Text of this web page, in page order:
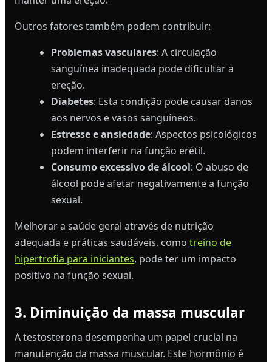
Outros fatores também podem contribuir:
Problemas vasculares: A circulação
sanguínea inadequada pode dificultar a
ereção.
Diabetes: Esta condição pode causar danos
aos nervos e vasos sanguíneos.
Estresse e ansiedade: Aspectos psicológicos
podem interferir na função erétil.
Consumo excessivo de álcool: O abuso de
álcool pode afetar negativamente a função
sexual.
Melhorar a saúde geral através de nutrição
adequada e práticas saudáveis, como treino de
hipertrofia para iniciantes, pode ter um impacto
positivo na função sexual.
3. Diminuição da massa muscular
A testosterona desempenha um papel crucial na
manutenção da massa muscular. Este hormônio é